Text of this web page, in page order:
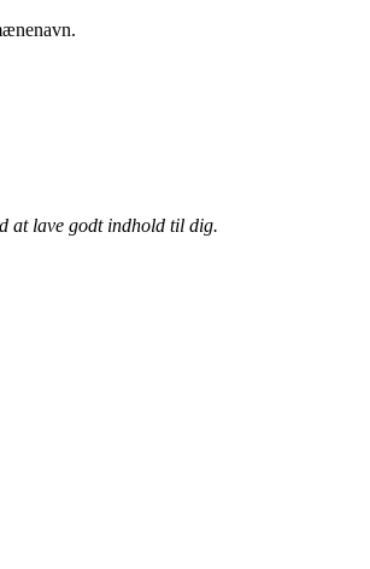
at lave godt indhold til dig.